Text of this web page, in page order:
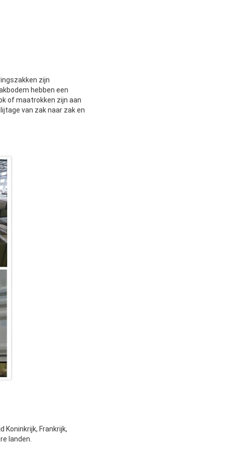
zijn
hebben een
of maatrokken zijn aan
van zak naar zak en
Koninkrijk, Frankrijk,
landen.